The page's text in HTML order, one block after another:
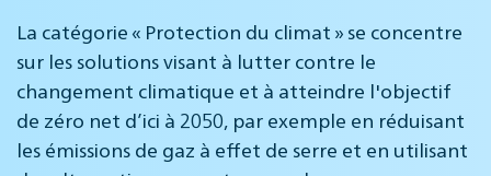
La catégorie « Protection du climat » se concentre
sur les solutions visant à lutter contre le
changement climatique et à atteindre l'objectif
de zéro net d’ici à 2050, par exemple en réduisant
les émissions de gaz à effet de serre et en utilisant